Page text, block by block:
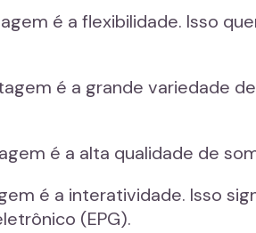
é a flexibilidade. Isso
é a grande variedade
é a alta qualidade de
é a interatividade. Isso
(EPG).